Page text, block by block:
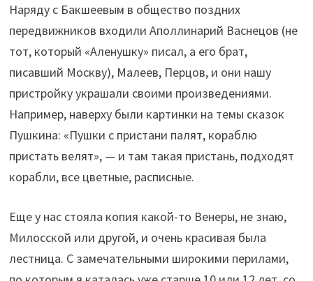
Наряду с Бакшеевым в общество поздних
передвижников входили Аполлинарий Васнецов (не
тот, который «Аленушку» писал, а его брат,
писавший Москву), Малеев, Перцов, и они нашу
пристройку украшали своими произведениями.
Например, наверху были картинки на темы сказок
Пушкина: «Пушки с пристани палят, кораблю
пристать велят», — и там такая пристань, подходят
корабли, все цветные, расписные.
Еще у нас стояла копия какой-то Венеры, не знаю,
Милосской или другой, и очень красивая была
лестница. С замечательными широкими перилами,